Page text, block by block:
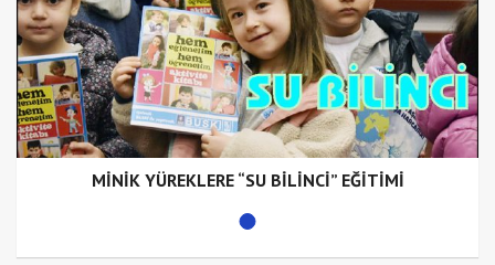
MİNİK YÜREKLERE “SU BİLİNCİ” EĞİTİMİ